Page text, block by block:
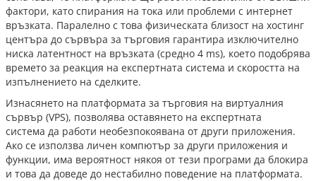
фактори, като спирания на тока или проблеми с интернет
връзката. Паралелно с това физическата близост на хостинг
центъра до сървъра за търговия гарантира изключително
ниска латентност на връзката (средно 4 ms), което подобрява
времето за реакция на експертната система и скоростта на
изпълнението на сделките.
Изнасянето на платформата за търговия на виртуалния
сървър (VPS), позволява оставянето на експертната
система да работи необезпокоявана от други приложения.
Ако се използва личен компютър за други приложения и
функции, има вероятност някоя от тези програми да блокира
и това да доведе до нестабилно поведение на платформата.